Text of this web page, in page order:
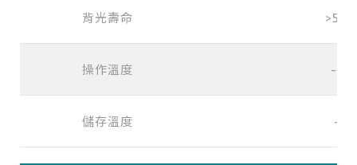
背光壽命
操作溫度 -
儲存溫度 -